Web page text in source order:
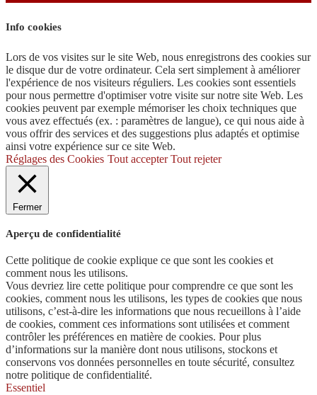
Info cookies
Lors de vos visites sur le site Web, nous enregistrons des cookies sur
le disque dur de votre ordinateur. Cela sert simplement à améliorer
l'expérience de nos visiteurs réguliers. Les cookies sont essentiels
pour nous permettre d'optimiser votre visite sur notre site Web. Les
cookies peuvent par exemple mémoriser les choix techniques que
vous avez effectués (ex. : paramètres de langue), ce qui nous aide à
vous offrir des services et des suggestions plus adaptés et optimise
ainsi votre expérience sur ce site Web.
Réglages des Cookies Tout accepter Tout rejeter
Fermer
Aperçu de confidentialité
Cette politique de cookie explique ce que sont les cookies et
comment nous les utilisons.
Vous devriez lire cette politique pour comprendre ce que sont les
cookies, comment nous les utilisons, les types de cookies que nous
utilisons, c’est-à-dire les informations que nous recueillons à l’aide
de cookies, comment ces informations sont utilisées et comment
contrôler les préférences en matière de cookies. Pour plus
d’informations sur la manière dont nous utilisons, stockons et
conservons vos données personnelles en toute sécurité, consultez
notre politique de confidentialité.
Essentiel